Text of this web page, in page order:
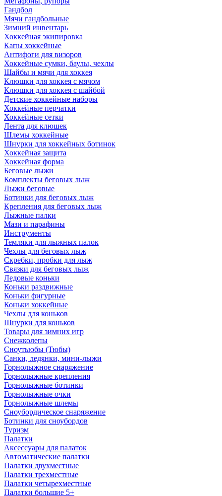
Гандбол
Мячи гандбольные
Зимний инвентарь
Хоккейная экипировка
Капы хоккейные
Антифоги для визоров
Хоккейные сумки, баулы, чехлы
Шайбы и мячи для хоккея
Клюшки для хоккея с мячом
Клюшки для хоккея с шайбой
Детские хоккейные наборы
Хоккейные перчатки
Хоккейные сетки
Лента для клюшек
Шлемы хоккейные
Шнурки для хоккейных ботинок
Хоккейная защита
Хоккейная форма
Беговые лыжи
Комплекты беговых лыж
Лыжи беговые
Ботинки для беговых лыж
Крепления для беговых лыж
Лыжные палки
Мази и парафины
Инструменты
Темляки для лыжных палок
Чехлы для беговых лыж
Скребки, пробки для лыж
Связки для беговых лыж
Ледовые коньки
Коньки раздвижные
Коньки фигурные
Коньки хоккейные
Чехлы для коньков
Шнурки для коньков
Товары для зимних игр
Снежколепы
Сноутьюбы (Тюбы)
Санки, ледянки, мини-лыжи
Горнолыжное снаряжение
Горнолыжные крепления
Горнолыжные ботинки
Горнолыжные очки
Горнолыжные шлемы
Сноубордическое снаряжение
Ботинки для сноубордов
Туризм
Палатки
Аксессуары для палаток
Автоматические палатки
Палатки двухместные
Палатки трехместные
Палатки четырехместные
Палатки большие 5+